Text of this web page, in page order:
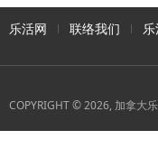
乐活网 联络我们
COPYRIGHT © 2026, 加拿大